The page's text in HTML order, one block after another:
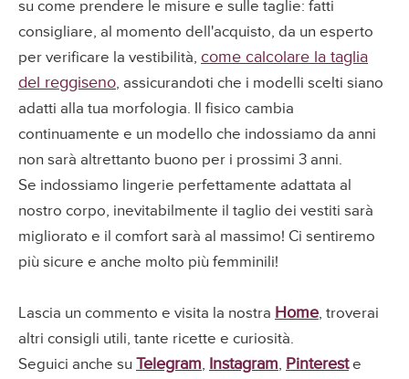
su come prendere le misure e sulle taglie: fatti
consigliare, al momento dell'acquisto, da un esperto
per verificare la vestibilità, come calcolare la taglia
del reggiseno, assicurandoti che i modelli scelti siano
adatti alla tua morfologia. Il fisico cambia
continuamente e un modello che indossiamo da anni
non sarà altrettanto buono per i prossimi 3 anni.
Se indossiamo lingerie perfettamente adattata al
nostro corpo, inevitabilmente il taglio dei vestiti sarà
migliorato e il comfort sarà al massimo! Ci sentiremo
più sicure e anche molto più femminili!
Lascia un commento e visita la nostra Home, troverai
altri consigli utili, tante ricette e curiosità.
Seguici anche su Telegram, Instagram, Pintereste